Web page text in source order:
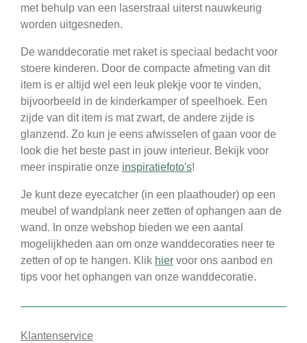
met behulp van een laserstraal uiterst nauwkeurig
worden uitgesneden.
De wanddecoratie met raket is speciaal bedacht voor
stoere kinderen. Door de compacte afmeting van dit
item is er altijd wel een leuk plekje voor te vinden,
bijvoorbeeld in de kinderkamper of speelhoek. Een
zijde van dit item is mat zwart, de andere zijde is
glanzend. Zo kun je eens afwisselen of gaan voor de
look die het beste past in jouw interieur. Bekijk voor
meer inspiratie onze inspiratiefoto's!
Je kunt deze eyecatcher (in een plaathouder) op een
meubel of wandplank neer zetten of ophangen aan de
wand. In onze webshop bieden we een aantal
mogelijkheden aan om onze wanddecoraties neer te
zetten of op te hangen. Klik hier voor ons aanbod en
tips voor het ophangen van onze wanddecoratie.
Klantenservice